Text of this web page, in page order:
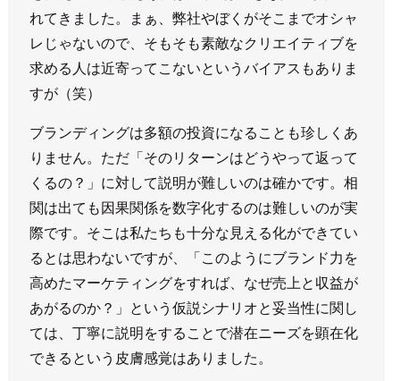
れてきました。まぁ、弊社やぼくがそこまでオシャ
レじゃないので、そもそも素敵なクリエイティブを
求める人は近寄ってこないというバイアスもありま
すが（笑）
ブランディングは多額の投資になることも珍しくあ
りません。ただ「そのリターンはどうやって返って
くるの？」に対して説明が難しいのは確かです。相
関は出ても因果関係を数字化するのは難しいのが実
際です。そこは私たちも十分な見える化ができてい
るとは思わないですが、「このようにブランド力を
高めたマーケティングをすれば、なぜ売上と収益が
あがるのか？」という仮説シナリオと妥当性に関し
ては、丁寧に説明をすることで潜在ニーズを顕在化
できるという皮膚感覚はありました。